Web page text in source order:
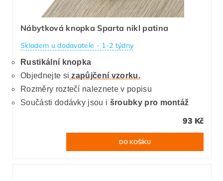
Nábytková knopka Sparta nikl patina
Skladem u dodavatele - 1-2 týdny
Rustikální knopka
Objednejte si zapůjčení vzorku.
Rozměry roztečí naleznete v popisu
Součásti dodávky jsou i šroubky pro montáž
93 Kč